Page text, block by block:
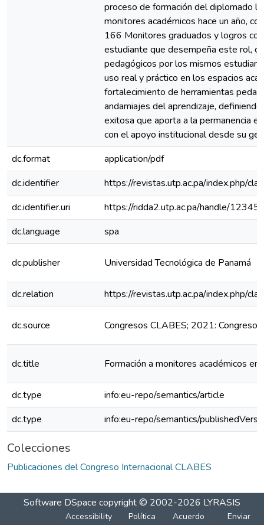
proceso de formación del diplomado
monitores académicos hace un año,
166 Monitores graduados y logros
estudiante que desempeña este rol,
pedagógicos por los mismos
uso real y práctico en los espacios
fortalecimiento de herramientas
andamiajes del aprendizaje,
exitosa que aporta a la permanencia
con el apoyo institucional desde su
dc.format
application/pdf
dc.identifier
https://revistas.utp.ac.pa/index.php/
dc.identifier.uri
https://ridda2.utp.ac.pa/handle/
dc.language
spa
dc.publisher Universidad Tecnológica de Panamá
dc.relation https://revistas.utp.ac.pa/index.php/
dc.source Congresos CLABES; 2021: Congreso
dc.title Formación a monitores académicos en
dc.type
info:eu-repo/semantics/article
dc.type
info:eu-repo/semantics/
Colecciones
Publicaciones del Congreso Internacional CLABES
Software DSpace copyright © 2002-2026 LYRASIS
Accessibility
Política
Acuerdo
Enviar